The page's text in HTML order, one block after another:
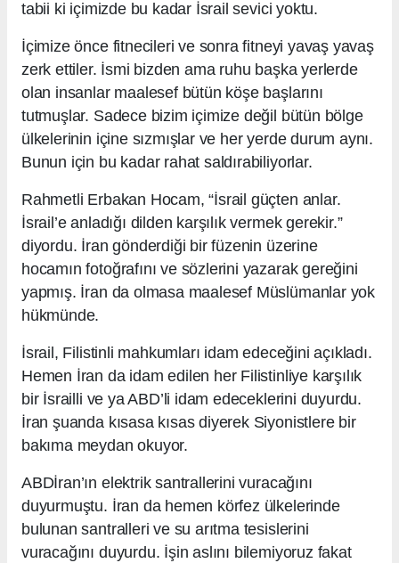
tabii ki içimizde bu kadar İsrail sevici yoktu.
İçimize önce fitnecileri ve sonra fitneyi yavaş yavaş
zerk ettiler. İsmi bizden ama ruhu başka yerlerde
olan insanlar maalesef bütün köşe başlarını
tutmuşlar. Sadece bizim içimize değil bütün bölge
ülkelerinin içine sızmışlar ve her yerde durum aynı.
Bunun için bu kadar rahat saldırabiliyorlar.
Rahmetli Erbakan Hocam, “İsrail güçten anlar.
İsrail’e anladığı dilden karşılık vermek gerekir.”
diyordu. İran gönderdiği bir füzenin üzerine
hocamın fotoğrafını ve sözlerini yazarak gereğini
yapmış. İran da olmasa maalesef Müslümanlar yok
hükmünde.
İsrail, Filistinli mahkumları idam edeceğini açıkladı.
Hemen İran da idam edilen her Filistinliye karşılık
bir İsrailli ve ya ABD’li idam edeceklerini duyurdu.
İran şuanda kısasa kısas diyerek Siyonistlere bir
bakıma meydan okuyor.
ABDİran’ın elektrik santrallerini vuracağını
duyurmuştu. İran da hemen körfez ülkelerinde
bulunan santralleri ve su arıtma tesislerini
vuracağını duyurdu. İşin aslını bilemiyoruz fakat